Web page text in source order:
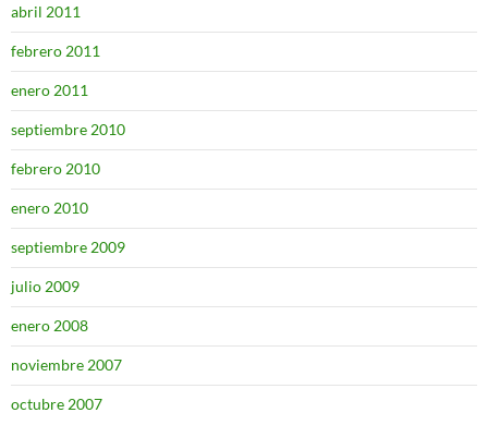
abril 2011
febrero 2011
enero 2011
septiembre 2010
febrero 2010
enero 2010
septiembre 2009
julio 2009
enero 2008
noviembre 2007
octubre 2007